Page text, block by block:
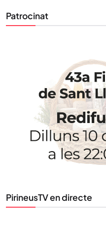
Patrocinat
PirineusTV en directe
STAY UPDATED
Uneix-te al
Tota l’actualitat,
al teu correu. Subscriu-
la informació que